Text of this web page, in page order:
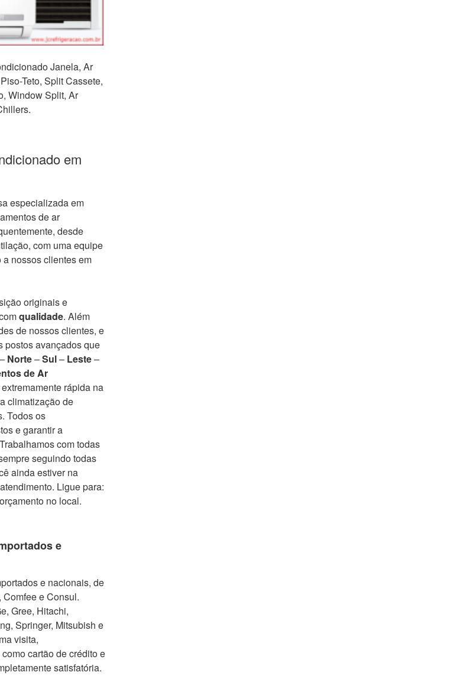
Janela, Ar
Teto, Split Cassete,
Window Split, Ar
em
especializada em
de ar
desde
com uma equipe
nossos clientes em
originais e
qualidade. Além
de nossos clientes, e
postos avançados que
– Norte–Sul– Leste–
de Ar
rápida na
climatização de
Todos os
e garantir a
com todas
seguindo todas
ainda estiver na
Ligue para:
no local.
e
e nacionais, de
e Consul.
Gree, Hitachi,
Springer, Mitsubish e
visita,
cartão de crédito e
satisfatória.